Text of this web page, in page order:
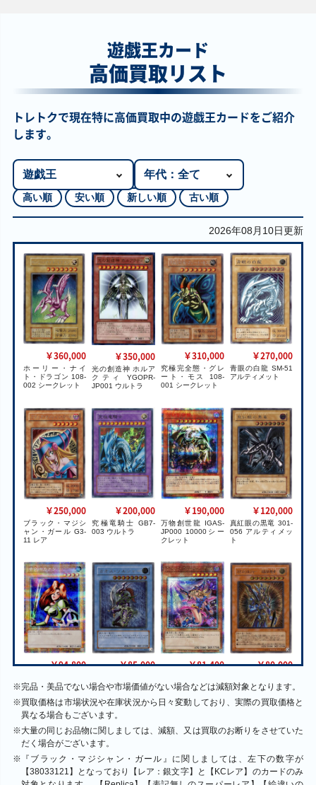
遊戯王カード
高価買取リスト
トレトクで現在特に高価買取中の遊戯王カードをご紹介
します。
高い順 安い順 新しい順 古い順
2026年08月10日更新
￥360,000
ホーリー・ナイ
ト・ドラゴン 108-
002 シークレット
￥350,000
光の創造神 ホルア
クティ YGOPR-
JP001 ウルトラ
￥310,000
究極完全態・グレ
ート・モス 108-
001 シークレット
￥270,000
青眼の白龍 SM-51
アルティメット
￥250,000
ブラック・マジシ
ャン・ガール G3-
11 レア
￥200,000
究極竜騎士 GB7-
003 ウルトラ
￥190,000
万物創世龍 IGAS-
JP000 10000シー
クレット
￥120,000
真紅眼の黒竜 301-
056 アルティメッ
ト
￥94,800
QCLP-JP001 クォ
ーターセンチュリ
ーシークレット
￥85,000
ー 304-054 アルテ
￥81,400
ャン・ガール（イ
QCCU-JP002 クォ
￥80,000
ー－開闢の使者－
306-025 アルティ
メット
※完品・美品でない場合や市場価値がない場合などは減額対象となります。
※買取価格は市場状況や在庫状況から日々変動しており、実際の買取価格と
異なる場合もございます。
※大量の同じお品物に関しましては、減額、又は買取のお断りをさせていた
だく場合がございます。
※ 『ブラック・マジシャン・ガール』に関しましては、左下の数字が
【38033121】となっており【レア：銀文字】と【KCレア】のカードのみ